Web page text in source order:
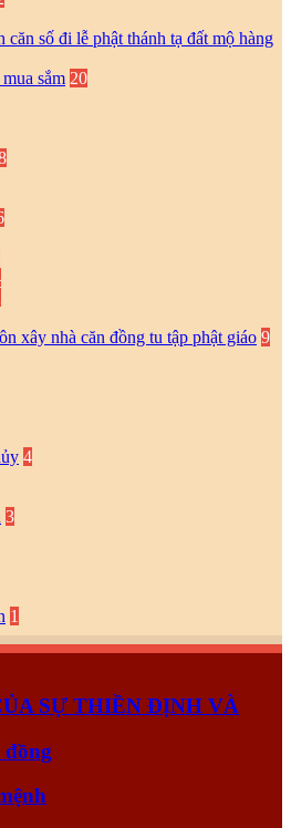
căn số đi lễ phật thánh tạ đất mộ hàng
sắm 20
xây nhà căn đồng tu tập phật giáo 9
4
3
1
SỰ THIỀN ĐỊNH VÀ